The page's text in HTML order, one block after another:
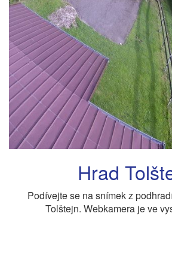
Hrad
Podívejte se na snímek z
Tolštejn. Webkamera je ve